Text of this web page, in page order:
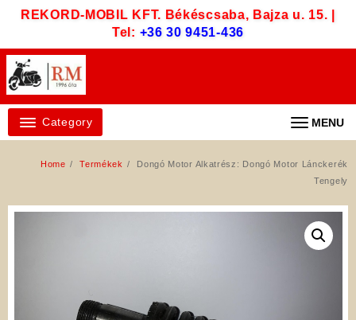
REKORD-MOBIL KFT. Békéscsaba, Bajza u. 15. |
Tel: +36 30 9451-436
Category MENU
Home Termékek
Dongó Motor Alkatrész: Dongó Motor Lánckerék
Tengely